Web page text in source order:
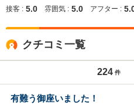
接客 : 5.0 雰囲気 : 5.0 アフター :
クチコミ一覧
224 件
有難う御座いました！